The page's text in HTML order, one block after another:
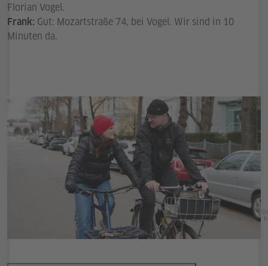
Florian Vogel.
Frank: Gut: Mozartstraße 74, bei Vogel. Wir sind in 10
Minuten da.